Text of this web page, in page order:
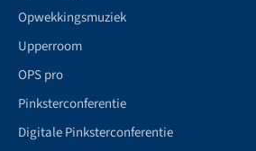
Opwekkingsmuziek
Upperroom
OPS pro
Pinksterconferentie
Digitale Pinksterconferentie